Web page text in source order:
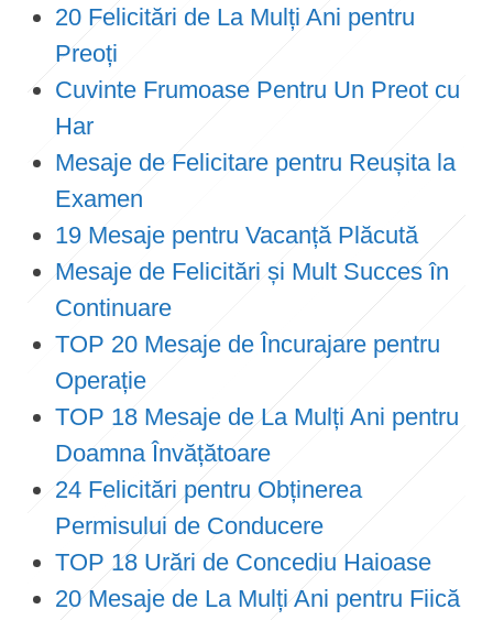
20 Felicitări de La Mulți Ani pentru
Preoți
Cuvinte Frumoase Pentru Un Preot cu
Har
Mesaje de Felicitare pentru Reușita la
Examen
19 Mesaje pentru Vacanță Plăcută
Mesaje de Felicitări și Mult Succes în
Continuare
TOP 20 Mesaje de Încurajare pentru
Operație
TOP 18 Mesaje de La Mulți Ani pentru
Doamna Învățătoare
24 Felicitări pentru Obținerea
Permisului de Conducere
TOP 18 Urări de Concediu Haioase
20 Mesaje de La Mulți Ani pentru Fiică